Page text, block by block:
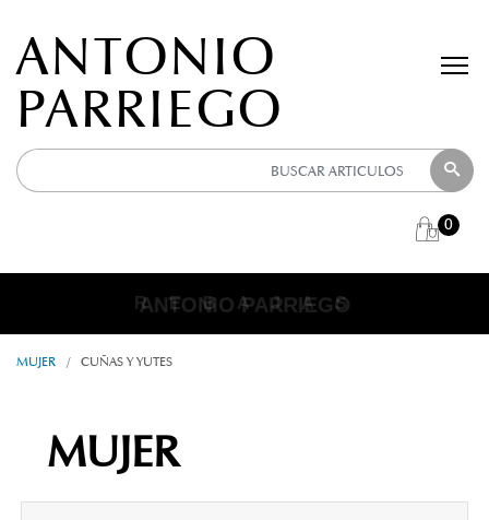
ANTONIO
PARRIEGO
0
R E B A J A S
ANTONIO PARRIEGO
MUJER / CUÑAS Y YUTES
MUJER